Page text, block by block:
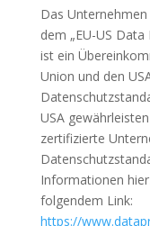
Das
dem „EU-US
ist ein
Union und den
USA
zertifizierte
Informationen
folgendem Link:
https://